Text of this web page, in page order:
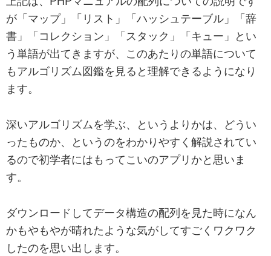
が「マップ」「リスト」「ハッシュテーブル」「辞
書」「コレクション」「スタック」「キュー」とい
う単語が出てきますが、このあたりの単語について
もアルゴリズム図鑑を見ると理解できるようになり
ます。
深いアルゴリズムを学ぶ、というよりかは、どうい
ったものか、というのをわかりやすく解説されてい
るので初学者にはもってこいのアプリかと思いま
す。
ダウンロードしてデータ構造の配列を見た時になん
かもやもやが晴れたような気がしてすごくワクワク
したのを思い出します。